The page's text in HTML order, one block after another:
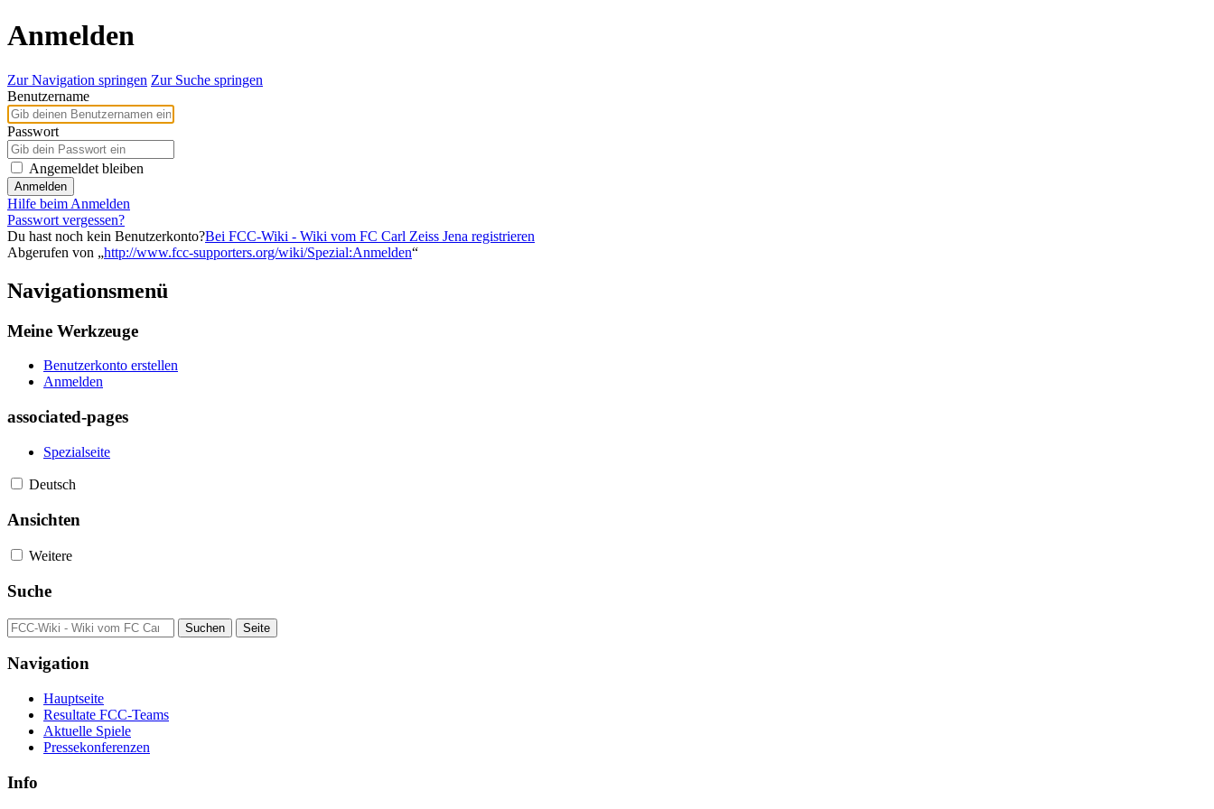
Anmelden
Zur Navigation springen Zur Suche springen
Benutzername
Passwort
Angemeldet bleiben
Anmelden
Hilfe beim Anmelden
Passwort vergessen?
Du hast noch kein Benutzerkonto?Bei FCC-Wiki - Wiki vom FC Carl Zeiss Jena registrieren
Abgerufen von „http://www.fcc-supporters.org/wiki/Spezial:Anmelden“
Navigationsmenü
Meine Werkzeuge
Benutzerkonto erstellen
Anmelden
associated-pages
Spezialseite
Deutsch
Ansichten
Weitere
Suche
Navigation
Hauptseite
Resultate FCC-Teams
Aktuelle Spiele
Pressekonferenzen
Info